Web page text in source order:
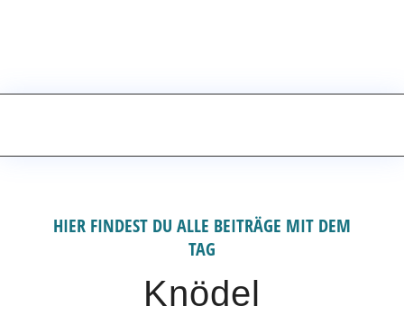
HIER FINDEST DU ALLE BEITRÄGE MIT DEM
TAG
Knödel